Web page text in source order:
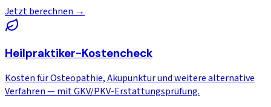
Jetzt berechnen →
Heilpraktiker-Kostencheck
Kosten für Osteopathie, Akupunktur und weitere alternative
Verfahren — mit GKV/PKV-Erstattungsprüfung.